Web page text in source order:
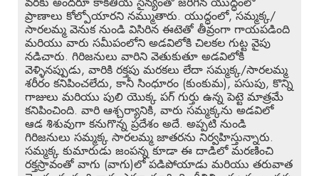
ప్రాణాలు కోల్పోయారని నమ్ముతారు. యుద్ధంలో, సమ్మక్క/
సారలమ్మ వెనుక నుండి విసిరిన ఈటెతో తీవ్రంగా గాయపడింది
మరియు వారు సమీపంలోని అడవిలోకి చిలకల గుట్ట వైపు
నడిచారు. గిరిజనులు వారిని వెతుకుతూ అడవిలోకి
వెళ్ళినప్పుడు, వారికి రక్తపు మరకలు లేదా సమ్మక్క/సారలమ్మ
శరీరం కనిపించలేదు, కానీ సింధూరం (కుంకుమ), పసుపు, కొన్ని
గాజులు మరియు పులి యొక్క పగ్ గుర్తు ఉన్న పెట్టె మాత్రమే
కనిపించింది. వారి ఆశ్చర్యానికి, వారు సమ్మక్కను అడవిలో
ఆడ శిశువుగా కనుగొన్న ప్రదేశం అదే. అప్పటి నుండి
గిరిజనులు సమ్మక్క సారలమ్మ జాతరను నిర్వహిస్తున్నారు.
సమ్మక్క కుమారుడు జంపన్న కూడా ఈ దాడిలో మరణించి
రక్తస్రావంతో వాగు (వాగు)లో పడిపోయాడు మరియు తరువాత